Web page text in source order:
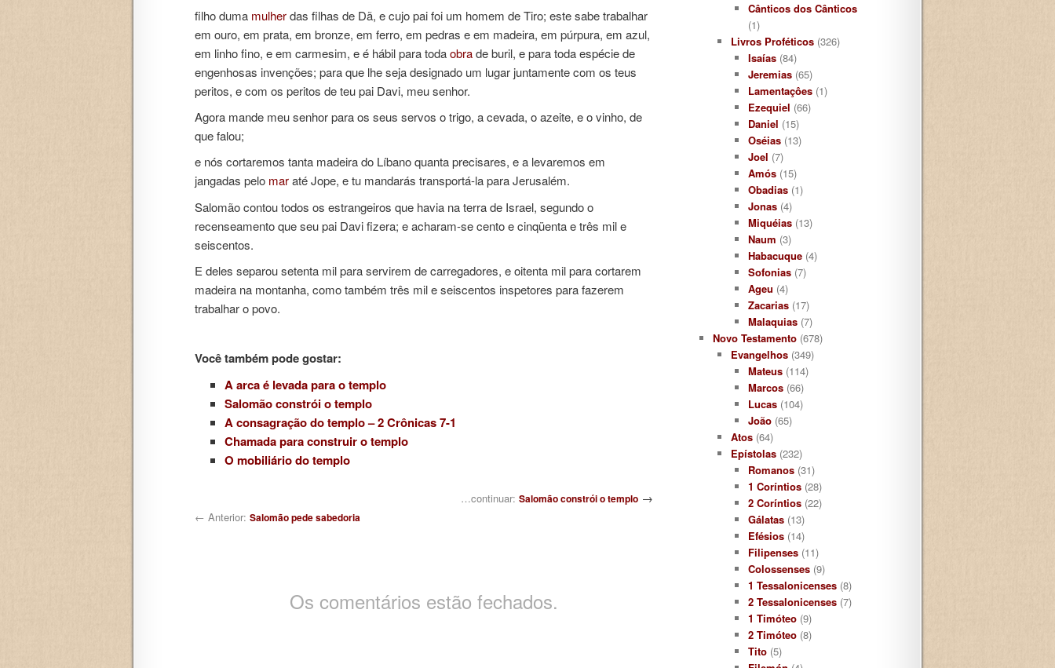
filho duma mulherdas filhas de Dã, e cujo pai foi um homem de Tiro; este sabe trabalhar
em ouro, em prata, em bronze, em ferro, em pedras e em madeira, em púrpura, em azul,
em linho fino, e em carmesim, e é hábil para todaobrade buril, e para toda espécie de
engenhosas invenções; para que lhe seja designado um lugar juntamente com os teus
peritos, e com os peritos de teu pai Davi, meu senhor.
Agora mande meu senhor para os seus servos o trigo, a cevada, o azeite, e o vinho, de
que falou;
e nós cortaremos tanta madeira do Líbano quanta precisares, e a levaremos em
jangadas pelo maraté Jope, e tu mandarás transportá-la para Jerusalém.
Salomão contou todos os estrangeiros que havia na terra de Israel, segundo o
recenseamento que seu pai Davi fizera; e acharam-se cento e cinqüenta e três mil e
seiscentos.
E deles separou setenta mil para servirem de carregadores, e oitenta mil para cortarem
madeira na montanha, como também três mil e seiscentos inspetores para fazerem
trabalhar o povo.
Você também pode gostar:
A arca é levada para o templo
Salomão constrói o templo
A consagração do templo – 2 Crônicas 7-1
Chamada para construir o templo
O mobiliário do templo
…continuar: Salomão constrói o templo →
← Anterior: Salomão pede sabedoria
Os comentários estão fechados.
Cânticos dos Cânticos
(1)
Livros Proféticos(326)
Isaías (84)
Jeremias (65)
Lamentaçôes (1)
Ezequiel (66)
Daniel (15)
Oséias (13)
Joel (7)
Amós (15)
Obadias (1)
Jonas (4)
Miquéias (13)
Naum (3)
Habacuque (4)
Sofonias (7)
Ageu (4)
Zacarias (17)
Malaquias (7)
Novo Testamento (678)
Evangelhos(349)
Mateus (114)
Marcos (66)
Lucas (104)
João (65)
Atos(64)
Epístolas(232)
Romanos (31)
1 Coríntios (28)
2 Coríntios (22)
Gálatas (13)
Efésios (14)
Filipenses (11)
Colossenses (9)
1 Tessalonicenses (8)
2 Tessalonicenses (7)
1 Timóteo (9)
2 Timóteo (8)
Tito (5)